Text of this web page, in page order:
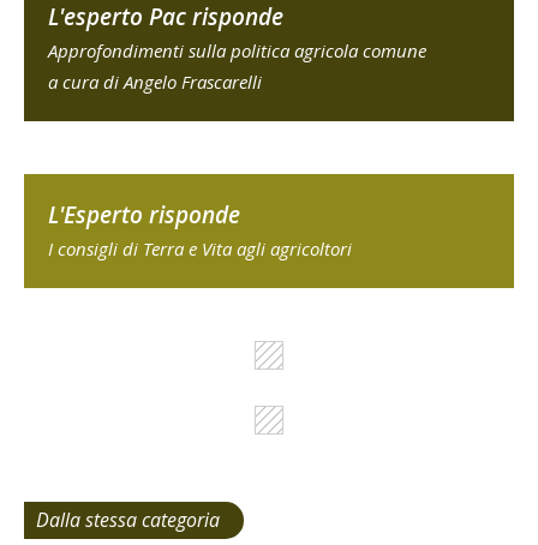
L'esperto Pac risponde
Approfondimenti sulla politica agricola comune
a cura di Angelo Frascarelli
L'Esperto risponde
I consigli di Terra e Vita agli agricoltori
Dalla stessa categoria